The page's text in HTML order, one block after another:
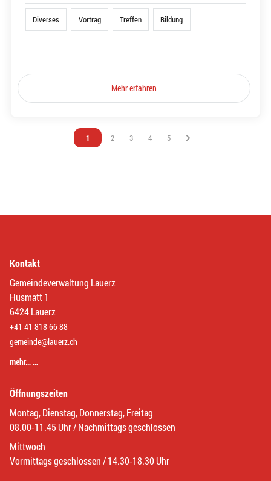
Diverses Vortrag Treffen Bildung
Mehr erfahren
Vous êtes sur la page
1 Vous êtes sur la page
2 Vous êtes sur la page
3 Vous êtes sur la page
4 Vous êtes sur la page
5
Kontakt
Gemeindeverwaltung Lauerz
Husmatt 1
6424 Lauerz
+41 41 818 66 88
gemeinde@lauerz.ch
mehr… …
Öffnungszeiten
Montag, Dienstag, Donnerstag, Freitag
08.00-11.45 Uhr / Nachmittags geschlossen
Mittwoch
Vormittags geschlossen / 14.30-18.30 Uhr